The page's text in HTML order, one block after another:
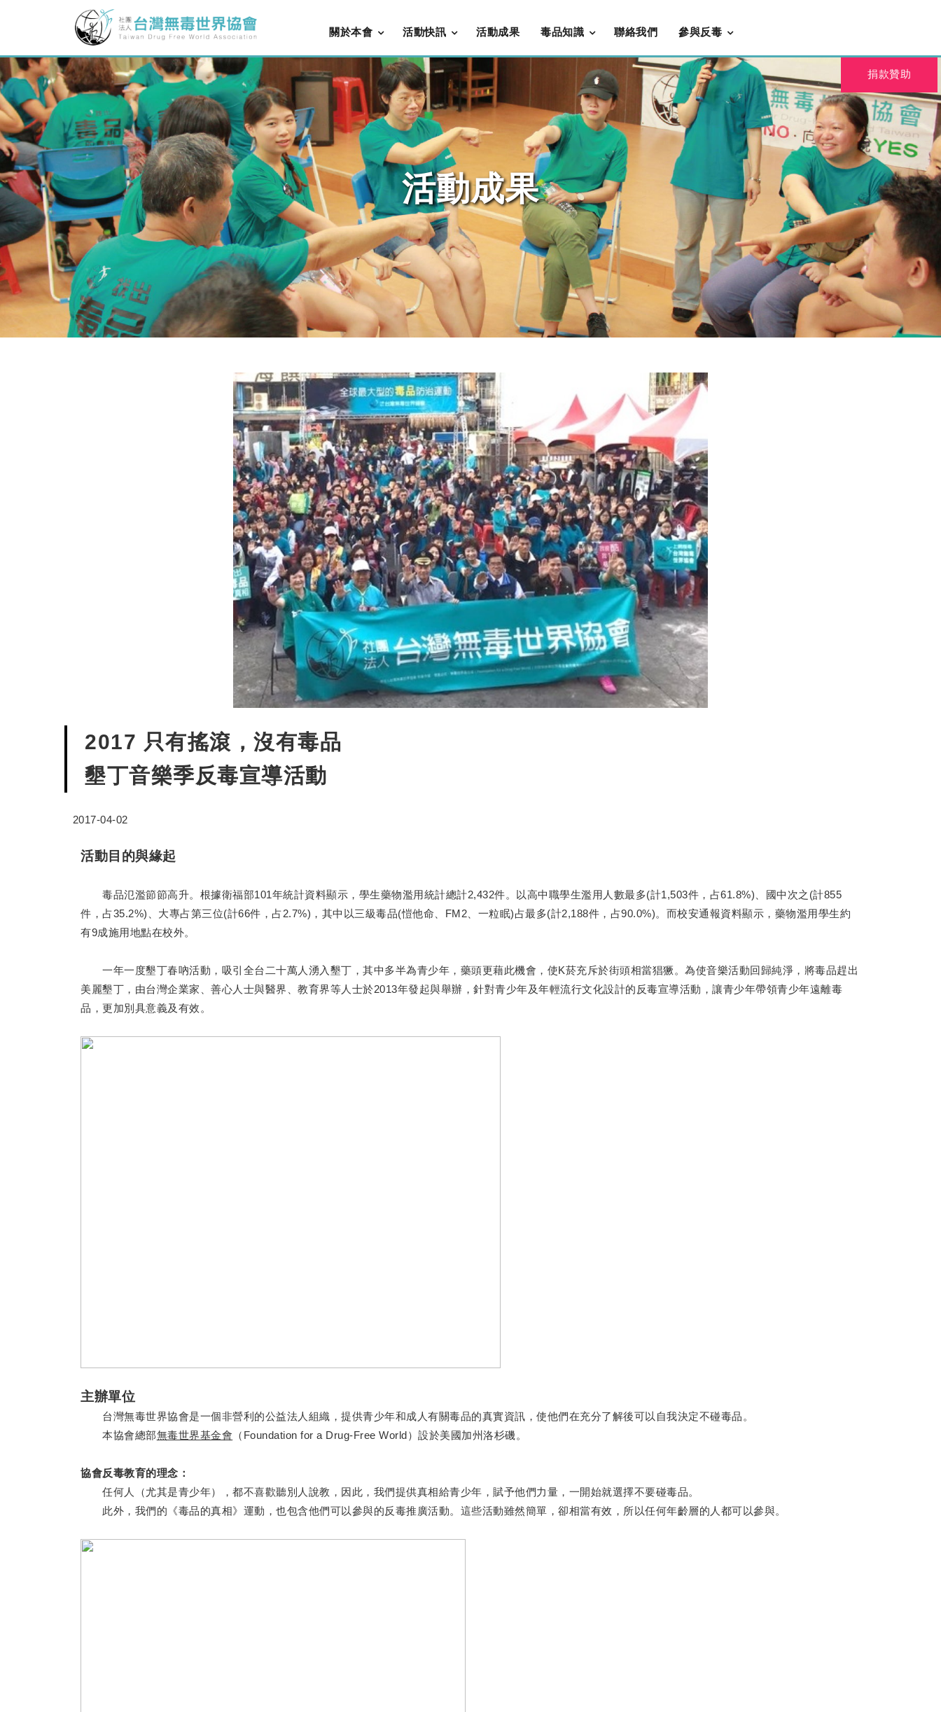
關於本會 活動快訊 活動成果 毒品知識 聯絡我們 參與反毒
捐款贊助
活動成果
2017 只有搖滾，沒有毒品
墾丁音樂季反毒宣導活動
2017-04-02
活動目的與緣起
毒品氾濫節節高升。根據衛福部101年統計資料顯示，學生藥物濫用統計總計2,432件。以高中職學生濫用人數最多(計1,503件，占61.8%)、國中次之(計855
件，占35.2%)、大專占第三位(計66件，占2.7%)，其中以三級毒品(愷他命、FM2、一粒眠)占最多(計2,188件，占90.0%)。而校安通報資料顯示，藥物濫用學生約
有9成施用地點在校外。
一年一度墾丁春吶活動，吸引全台二十萬人湧入墾丁，其中多半為青少年，藥頭更藉此機會，使K菸充斥於街頭相當猖獗。為使音樂活動回歸純淨，將毒品趕出
美麗墾丁，由台灣企業家、善心人士與醫界、教育界等人士於2013年發起與舉辦，針對青少年及年輕流行文化設計的反毒宣導活動，讓青少年帶領青少年遠離毒
品，更加別具意義及有效。
主辦單位
台灣無毒世界協會是一個非營利的公益法人組織，提供青少年和成人有關毒品的真實資訊，使他們在充分了解後可以自我決定不碰毒品。
本協會總部無毒世界基金會 （Foundation for a Drug-Free World）設於美國加州洛杉磯。
協會反毒教育的理念：
任何人（尤其是青少年），都不喜歡聽別人說教，因此，我們提供真相給青少年，賦予他們力量，一開始就選擇不要碰毒品。
此外，我們的《毒品的真相》運動，也包含他們可以參與的反毒推廣活動。這些活動雖然簡單，卻相當有效，所以任何年齡層的人都可以參與。